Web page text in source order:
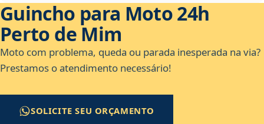
Guincho para Moto 24h
Perto de Mim
Moto com problema, queda ou parada inesperada na via?
Prestamos o atendimento necessário!
SOLICITE SEU ORÇAMENTO